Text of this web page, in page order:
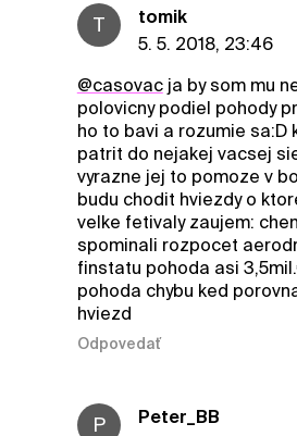
T
tomik
5. 5. 2018, 23:46
@casovacja by som mu
polovicny podiel pohody
ho to bavi a rozumie sa:D
patrit do nejakej vacsej
vyrazne jej to pomoze v
budu chodit hviezdy o
velke fetivaly zaujem:
spominali rozpocet
finstatu pohoda asi
pohoda chybu ked
hviezd
Odpovedať
P
Peter_BB